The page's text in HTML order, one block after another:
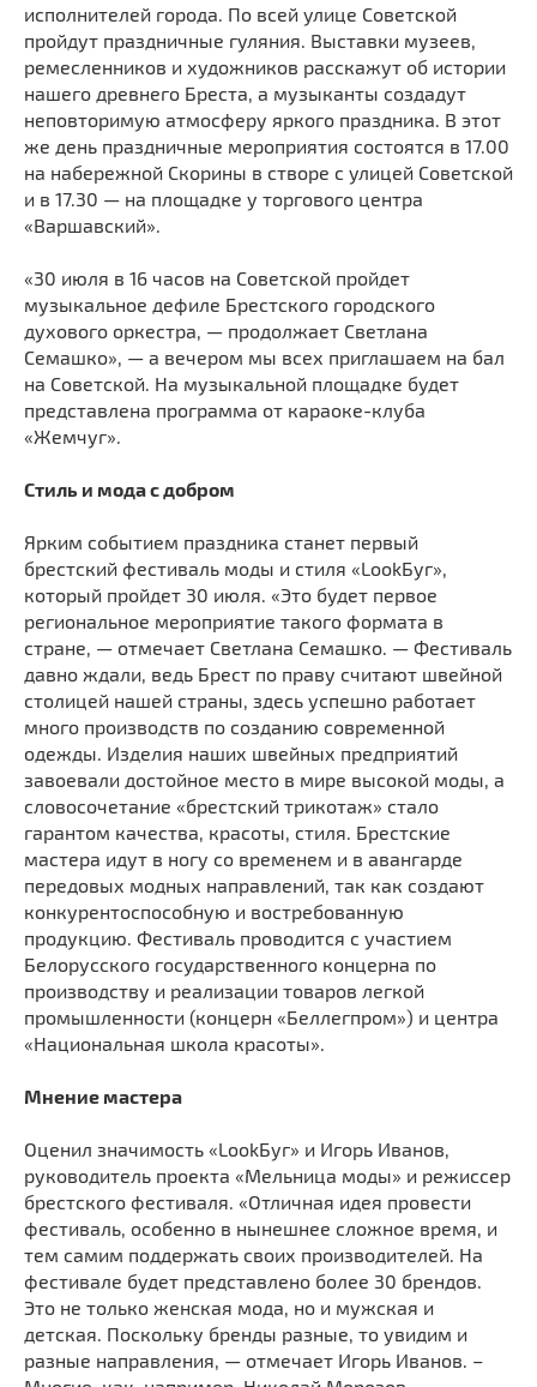
исполнителей города. По всей улице Советской
пройдут праздничные гуляния. Выставки музеев,
ремесленников и художников расскажут об истории
нашего древнего Бреста, а музыканты создадут
неповторимую атмосферу яркого праздника. В этот
же день праздничные мероприятия состоятся в 17.00
на набережной Скорины в створе с улицей Советской
и в 17.30 — на площадке у торгового центра
«Варшавский».
«30 июля в 16 часов на Советской пройдет
музыкальное дефиле Брестского городского
духового оркестра, — продолжает Светлана
Семашко», — а вечером мы всех приглашаем на бал
на Советской. На музыкальной площадке будет
представлена программа от караоке-клуба
«Жемчуг».
Стиль и мода с добром
Ярким событием праздника станет первый
брестский фестиваль моды и стиля «LookБуг»,
который пройдет 30 июля. «Это будет первое
региональное мероприятие такого формата в
стране, — отмечает Светлана Семашко. — Фестиваль
давно ждали, ведь Брест по праву считают швейной
столицей нашей страны, здесь успешно работает
много производств по созданию современной
одежды. Изделия наших швейных предприятий
завоевали достойное место в мире высокой моды, а
словосочетание «брестский трикотаж» стало
гарантом качества, красоты, стиля. Брестские
мастера идут в ногу со временем и в авангарде
передовых модных направлений, так как создают
конкурентоспособную и востребованную
продукцию. Фестиваль проводится с участием
Белорусского государственного концерна по
производству и реализации товаров легкой
промышленности (концерн «Беллегпром») и центра
«Национальная школа красоты».
Мнение мастера
Оценил значимость «LookБуг» и Игорь Иванов,
руководитель проекта «Мельница моды» и режиссер
брестского фестиваля. «Отличная идея провести
фестиваль, особенно в нынешнее сложное время, и
тем самим поддержать своих производителей. На
фестивале будет представлено более 30 брендов.
Это не только женская мода, но и мужская и
детская. Поскольку бренды разные, то увидим и
разные направления, — отмечает Игорь Иванов. –